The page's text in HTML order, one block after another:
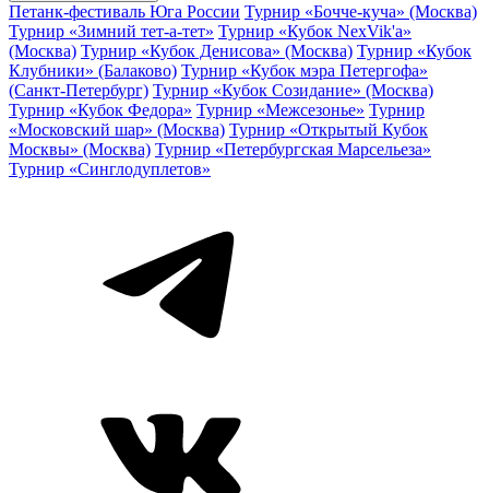
Петанк-фестиваль Юга России Турнир «Бочче-куча» (Москва)
Турнир «Зимний тет-а-тет» Турнир «Кубок NexVik'a»
(Москва) Турнир «Кубок Денисова» (Москва) Турнир «Кубок
Клубники» (Балаково) Турнир «Кубок мэра Петергофа»
(Санкт-Петербург) Турнир «Кубок Созидание» (Москва)
Турнир «Кубок Федора» Турнир «Межсезонье» Турнир
«Московский шар» (Москва) Турнир «Открытый Кубок
Москвы» (Москва) Турнир «Петербургская Марсельеза»
Турнир «Синглодуплетов»